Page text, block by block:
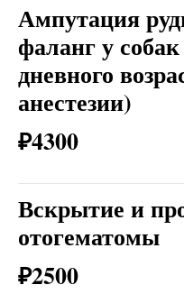
Ампутация
фаланг у
дневного
анестезии)
₽4300
Вскрытие и
отогематомы
₽2500